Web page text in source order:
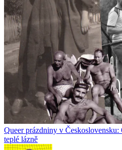
Queer prázdniny v
teplé lázně